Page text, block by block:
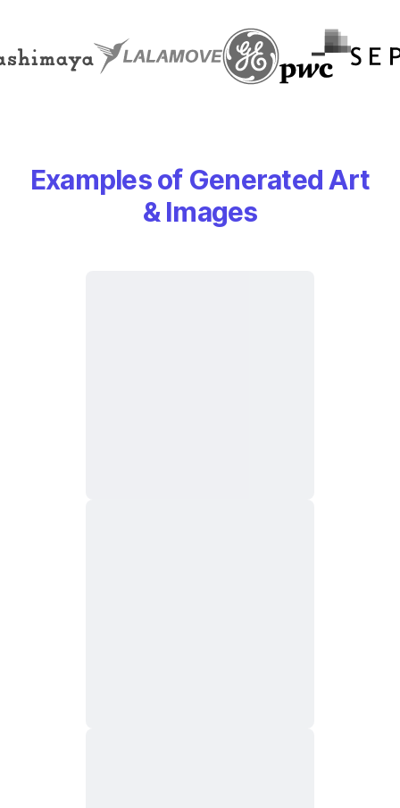
Examples of Generated Art
& Images